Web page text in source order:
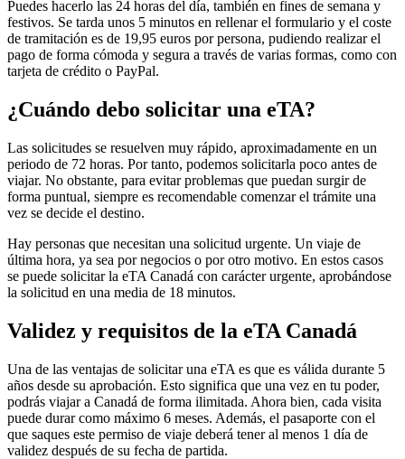
Puedes hacerlo las 24 horas del día, también en fines de semana y
festivos. Se tarda unos 5 minutos en rellenar el formulario y el coste
de tramitación es de 19,95 euros por persona, pudiendo realizar el
pago de forma cómoda y segura a través de varias formas, como con
tarjeta de crédito o PayPal.
¿Cuándo debo solicitar una eTA?
Las solicitudes se resuelven muy rápido, aproximadamente en un
periodo de 72 horas. Por tanto, podemos solicitarla poco antes de
viajar. No obstante, para evitar problemas que puedan surgir de
forma puntual, siempre es recomendable comenzar el trámite una
vez se decide el destino.
Hay personas que necesitan una solicitud urgente. Un viaje de
última hora, ya sea por negocios o por otro motivo. En estos casos
se puede solicitar la eTA Canadá con carácter urgente, aprobándose
la solicitud en una media de 18 minutos.
Validez y requisitos de la eTA Canadá
Una de las ventajas de solicitar una eTA es que es válida durante 5
años desde su aprobación. Esto significa que una vez en tu poder,
podrás viajar a Canadá de forma ilimitada. Ahora bien, cada visita
puede durar como máximo 6 meses. Además, el pasaporte con el
que saques este permiso de viaje deberá tener al menos 1 día de
validez después de su fecha de partida.